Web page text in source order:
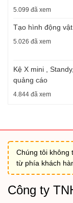
5.099 đã xem
Tạo hình động
5.026 đã xem
Kệ X mini ,
quảng cáo
4.844 đã xem
Chúng tôi không
từ phía khách
Công ty